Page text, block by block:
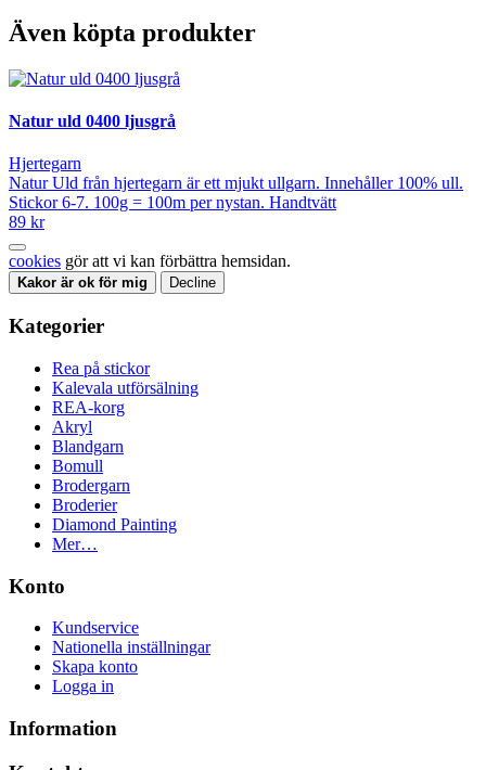
Även köpta produkter
Natur uld 0400 ljusgrå
Hjertegarn
Natur Uld från hjertegarn är ett mjukt ullgarn. Innehåller 100% ull.
Stickor 6-7. 100g = 100m per nystan. Handtvätt
89 kr
cookies gör att vi kan förbättra hemsidan.
Kakor är ok för mig Decline
Kategorier
Rea på stickor
Kalevala utförsälning
REA-korg
Akryl
Blandgarn
Bomull
Brodergarn
Broderier
Diamond Painting
Mer…
Konto
Kundservice
Nationella inställningar
Skapa konto
Logga in
Information